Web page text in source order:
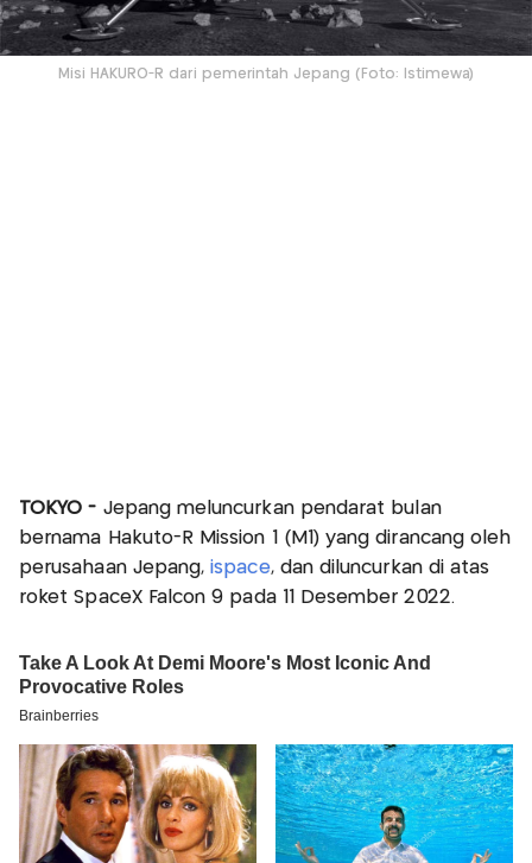
Misi HAKURO-R dari pemerintah Jepang (Foto: Istimewa)
TOKYO - Jepang meluncurkan pendarat bulan
bernama Hakuto-R Mission 1 (M1) yang dirancang oleh
perusahaan Jepang,ispace, dan diluncurkan di atas
roket SpaceX Falcon 9 pada 11 Desember 2022.